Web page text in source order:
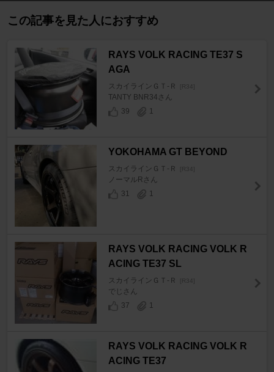
この記事を見た人におすすめ
RAYS VOLK RACING TE37 S
AGA
スカイラインＧＴ‐Ｒ [R34]
TANTY BNR34さん
39
1
YOKOHAMA GT BEYOND
スカイラインＧＴ‐Ｒ [R34]
ノーマルRさん
31
1
RAYS VOLK RACING VOLK R
ACING TE37 SL
スカイラインＧＴ‐Ｒ [R34]
でじさん
37
1
RAYS VOLK RACING VOLK R
ACING TE37